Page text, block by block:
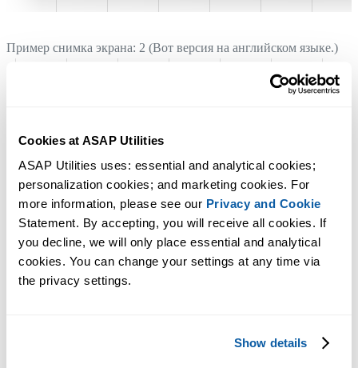
Cookies at ASAP Utilities
ASAP Utilities uses: essential and analytical cookies;
personalization cookies; and marketing cookies. For
more information, please see our Privacy and Cookie
Statement. By accepting, you will receive all cookies. If
you decline, we will only place essential and analytical
cookies. You can change your settings at any time via
the privacy settings.
Show details
Пример снимка экрана: 2 (Вот версия на английском языке.)